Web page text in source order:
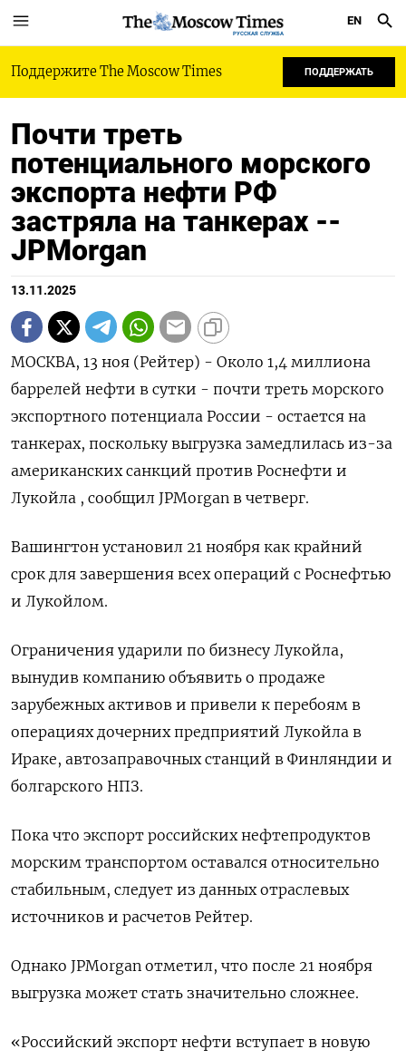
РУССКАЯ СЛУЖБА
EN
Поддержите The Moscow Times ПОДДЕРЖАТЬ
Почти треть
потенциального морского
экспорта нефти РФ
застряла на танкерах --
JPMorgan
13.11.2025
МОСКВА, 13 ноя (Рейтер) - Около 1,4 миллиона
баррелей нефти в сутки - почти треть морского
экспортного потенциала России - остается на
танкерах, поскольку выгрузка замедлилась из-за
американских санкций против Роснефти и
Лукойла , сообщил JPMorgan в четверг.
Вашингтон установил 21 ноября как крайний
срок для завершения всех операций с Роснефтью
и Лукойлом.
Ограничения ударили по бизнесу Лукойла,
вынудив компанию объявить о продаже
зарубежных активов и привели к перебоям в
операциях дочерних предприятий Лукойла в
Ираке, автозаправочных станций в Финляндии и
болгарского НПЗ.
Пока что экспорт российских нефтепродуктов
морским транспортом оставался относительно
стабильным, следует из данных отраслевых
источников и расчетов Рейтер.
Однако JPMorgan отметил, что после 21 ноября
выгрузка может стать значительно сложнее.
«Российский экспорт нефти вступает в новую